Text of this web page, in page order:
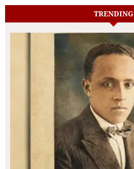
TRENDING